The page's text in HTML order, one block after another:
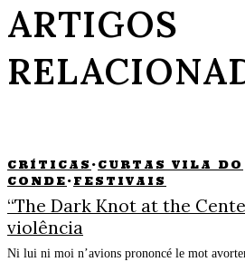
ARTIGOS
CRÍTICAS · CURTAS VILA DO
CONDE · FESTIVAIS
“The Dark Knot at the
violência
Ni lui ni moi n’avions prononcé le mot